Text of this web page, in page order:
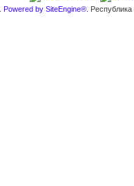
Powered by SiteEngine®.